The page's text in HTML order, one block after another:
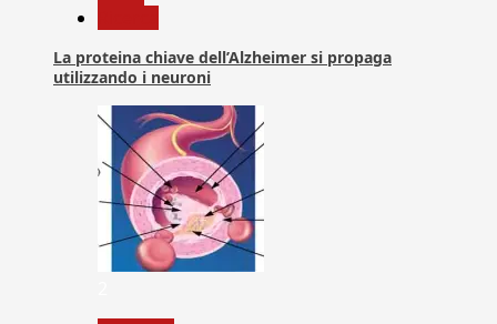
La proteina chiave dell’Alzheimer si propaga
utilizzando i neuroni